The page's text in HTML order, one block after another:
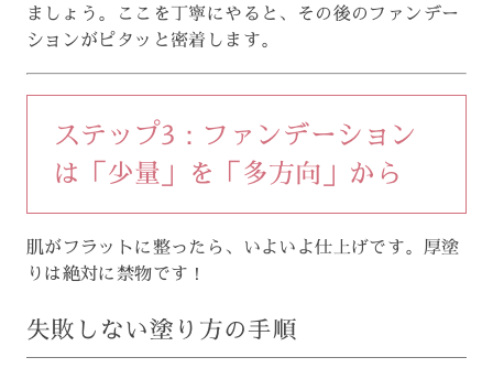
ましょう。ここを丁寧にやると、その後のファンデー
ションがピタッと密着します。
ステップ3：ファンデーション
は「少量」を「多方向」から
肌がフラットに整ったら、いよいよ仕上げです。厚塗
りは絶対に禁物です！
失敗しない塗り方の手順